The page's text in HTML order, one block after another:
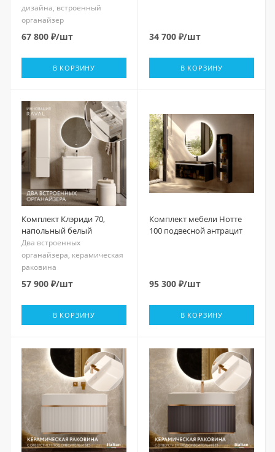
дизайна, встроенный
органайзер
67 800 ₽/шт
В КОРЗИНУ
34 700 ₽/шт
В КОРЗИНУ
Комплект Клэриди 70,
напольный белый
Два встроенных
органайзера, керамическая
раковина
57 900 ₽/шт
В КОРЗИНУ
Комплект мебели Нотте
100 подвесной антрацит
95 300 ₽/шт
В КОРЗИНУ